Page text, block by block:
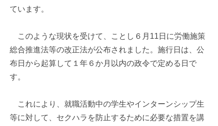
ています。
このような現状を受けて、ことし６月11日に労働施策
総合推進法等の改正法が公布されました。施行日は、公
布日から起算して１年６か月以内の政令で定める日で
す。
これにより、就職活動中の学生やインターンシップ生
等に対して、セクハラを防止するために必要な措置を講